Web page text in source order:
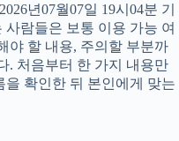
년07월07일 19시04분 기
람들은 보통 이용 가능 여
야 할 내용, 주의할 부분까
. 처음부터 한 가지 내용만
을 확인한 뒤 본인에게 맞는